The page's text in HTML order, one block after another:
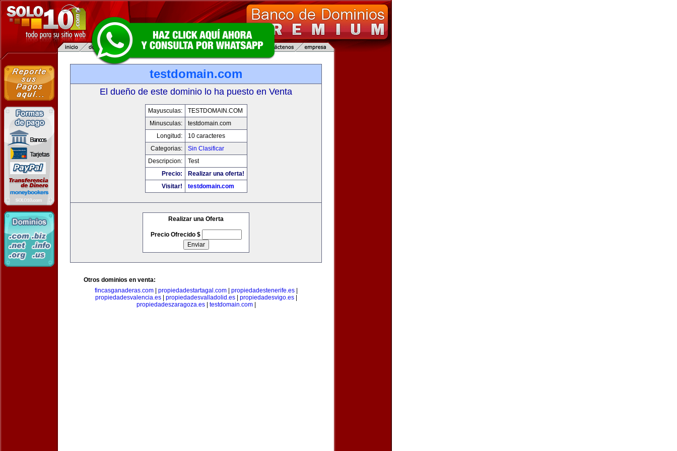
testdomain.com
El dueño de este dominio lo ha puesto en Venta
Mayusculas:
TESTDOMAIN.COM
Minusculas:
testdomain.com
Longitud:
10 caracteres
Categorias:
Sin Clasificar
Descripcion:
Test
Precio:
Realizar una oferta!
Visitar!
testdomain.com
Realizar una Oferta
Precio Ofrecido $
Otros dominios en venta:
fincasganaderas.com| propiedadestartagal.com| propiedadestenerife.es|
propiedadesvalencia.es| propiedadesvalladolid.es| propiedadesvigo.es|
propiedadeszaragoza.es| testdomain.com|